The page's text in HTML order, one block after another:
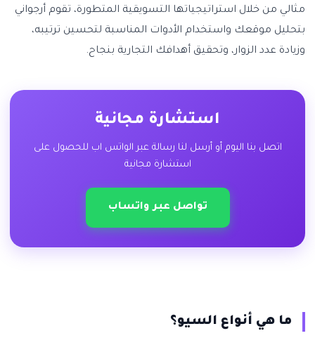
مثالي من خلال استراتيجياتها التسويقية المتطورة، تقوم أرجواني
بتحليل موقعك واستخدام الأدوات المناسبة لتحسين ترتيبه،
وزيادة عدد الزوار، وتحقيق أهدافك التجارية بنجاح.
استشارة مجانية
اتصل بنا اليوم أو أرسل لنا رسالة عبر الواتس اب للحصول على
استشارة مجانية
تواصل عبر واتساب
ما هي أنواع السيو؟